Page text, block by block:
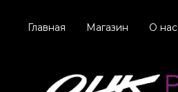
Главная Магазин О нас